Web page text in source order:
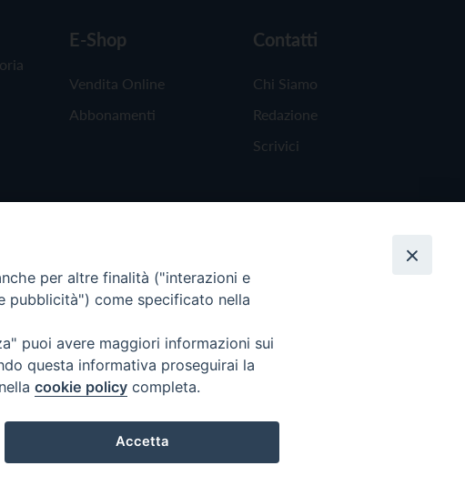
E-Shop
Vendita Online
Abbonamenti
Contatti
Chi Siamo
Redazione
Scrivici
per altre finalità ("interazioni e
pubblicità") come specificato nella
puoi avere maggiori informazioni sui
questa informativa proseguirai la
cookie policy completa.
Accetta